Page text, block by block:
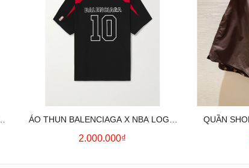
ÁO THUN BALENCIAGA X NBA LOGO
COTTON JERSEY T-SHIRT
2.000.000₫
QUẦN